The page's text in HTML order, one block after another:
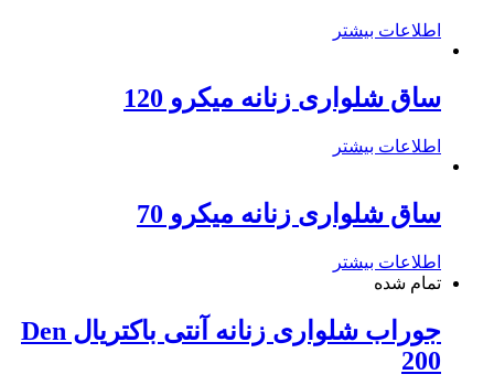
اطلاعات بیشتر
ساق شلواری زنانه میکرو 120
اطلاعات بیشتر
ساق شلواری زنانه میکرو 70
اطلاعات بیشتر
تمام شده
جوراب شلواری زنانه آنتی باکتریال Den
200